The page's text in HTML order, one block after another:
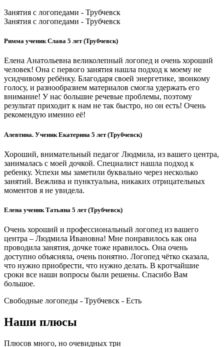
Занятия с логопедами - Трубчевск
Занятия с логопедами - Трубчевск
Римма ученик Слава 5 лет (Трубчевск)
Елена Анатольевна великолепный логопед и очень хороший
человек! Она с первого занятия нашла подход к моему не
усидчивому ребёнку. Благодаря своей энергетике, звонкому
голосу, и разнообразием материалов смогла удержать его
внимание! У нас большие речевые проблемы, поэтому
результат приходит к нам не так быстро, но он есть! Очень
рекомендую именно её!
Алевтина. Ученик Екатерина 5 лет (Трубчевск)
Хороший, внимательный педагог Людмила, из вашего центра,
занималась с моей дочкой. Специалист нашла подход к
ребенку. Успехи мы заметили буквально через несколько
занятий. Вежлива и пунктуальна, никаких отрицательных
моментов я не увидела.
Елена ученик Татьяна 5 лет (Трубчевск)
Очень хороший и профессиональный логопед из вашего
центра – Людмила Ивановна! Мне понравилось как она
проводила занятия, дочке тоже нравилось. Она очень
доступно объясняла, очень понятно. Логопед чётко сказала,
что нужно приобрести, что нужно делать. В кротчайшие
сроки все наши вопросы были решены. Спасибо Вам
большое.
Свободные логопеды - Трубчевск - Есть
Наши плюсы
Плюсов много, но очевидных три